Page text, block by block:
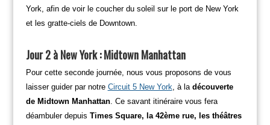
York, afin de voir le coucher du soleil sur le port de New York
et les gratte-ciels de Downtown.
Jour 2 à New York : Midtown Manhattan
Pour cette seconde journée, nous vous proposons de vous
laisser guider par notre Circuit 5 New York, à la découverte
de Midtown Manhattan. Ce savant itinéraire vous fera
déambuler depuis Times Square, la 42ème rue, les théâtres